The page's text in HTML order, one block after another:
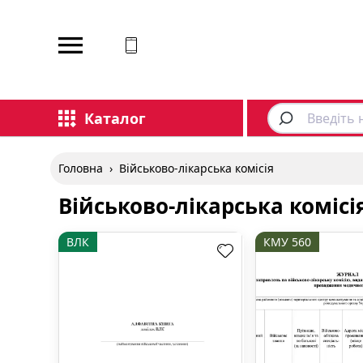
Каталог
Головна › Військово-лікарська комісія
Військово-лікарська
ВЛК КМУ 560